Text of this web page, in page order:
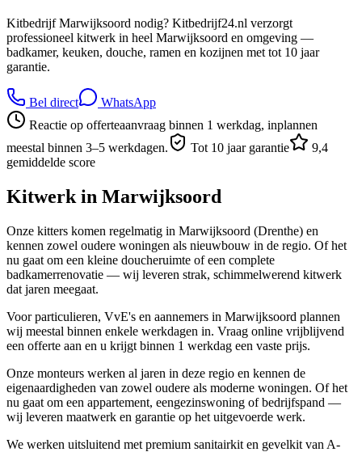
Kitbedrijf Marwijksoord nodig? Kitbedrijf24.nl verzorgt
professioneel kitwerk in heel Marwijksoord en omgeving —
badkamer, keuken, douche, ramen en kozijnen met tot 10 jaar
garantie.
Bel direct
WhatsApp
Reactie op offerteaanvraag binnen 1 werkdag, inplannen
meestal binnen 3–5 werkdagen.
Tot 10 jaar garantie
9,4
gemiddelde score
Kitwerk in Marwijksoord
Onze kitters komen regelmatig in Marwijksoord (Drenthe) en
kennen zowel oudere woningen als nieuwbouw in de regio. Of het
nu gaat om een kleine doucheruimte of een complete
badkamerrenovatie — wij leveren strak, schimmelwerend kitwerk
dat jaren meegaat.
Voor particulieren, VvE's en aannemers in Marwijksoord plannen
wij meestal binnen enkele werkdagen in. Vraag online vrijblijvend
een offerte aan en u krijgt binnen 1 werkdag een vaste prijs.
Onze monteurs werken al jaren in deze regio en kennen de
eigenaardigheden van zowel oudere als moderne woningen. Of het
nu gaat om een appartement, eengezinswoning of bedrijfspand —
wij leveren maatwerk en garantie op het uitgevoerde werk.
We werken uitsluitend met premium sanitairkit en gevelkit van A-